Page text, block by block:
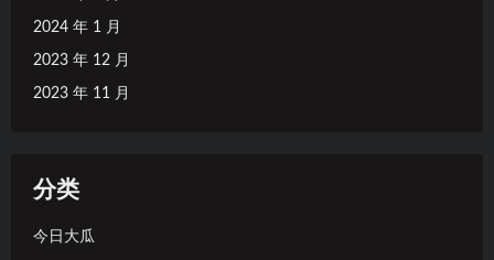
2024 年 1 月
2023 年 12 月
2023 年 11 月
分类
今日大瓜